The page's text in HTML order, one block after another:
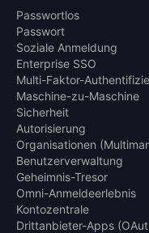
Passwortlos
Passwort
Soziale Anmeldung
Enterprise SSO
Multi-Faktor-
Maschine-zu-Maschine
Sicherheit
Autorisierung
Organisationen
Benutzerverwaltung
Geheimnis-Tresor
Omni-Anmeldeerlebnis
Kontozentrale
Drittanbieter-Apps